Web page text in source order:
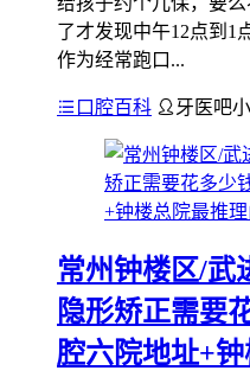
了才发现中午12点到1
作为经常跑口...
口腔百科 牙医吧
常州钟楼区/武
隐形矫正需要
腔六院地址+